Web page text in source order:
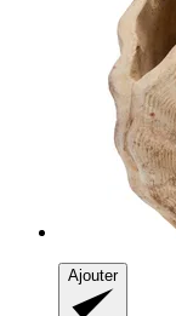
Ajouter